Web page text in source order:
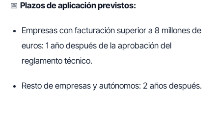
📅 Plazos de aplicación previstos:
Empresas con facturación superior a 8 millones de
euros: 1 año después de la aprobación del
reglamento técnico.
Resto de empresas y autónomos: 2 años después.